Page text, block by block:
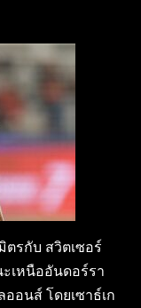
ตรกับ สวิตเซอร์
เหนืออันดอร์รา
อนส์ โดยเซาธ์เก